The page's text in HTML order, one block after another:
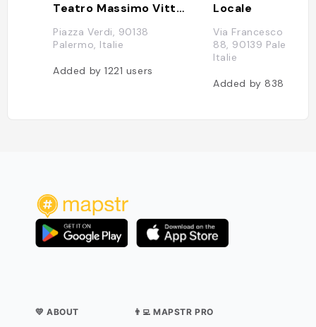
Teatro Massimo Vittorio Emanuele
Piazza Verdi, 90138
Palermo, Italie
Added by1221 users
Locale
Via Francesco
88, 90139 Palermo
Italie
Added by838
💛 ABOUT 👨‍💻 MAPSTR PRO